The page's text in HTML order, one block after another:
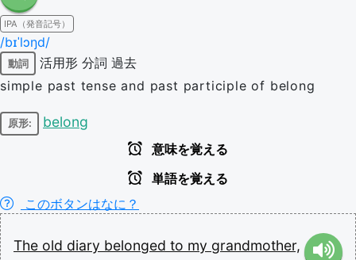
IPA（発音記号）
/bɪˈlɔŋd/
動詞 活用形 分詞 過去
simple past tense and past participle of belong
原形: belong
意味を覚える
単語を覚える
このボタンはなに？
The old diary belonged to my grandmother,